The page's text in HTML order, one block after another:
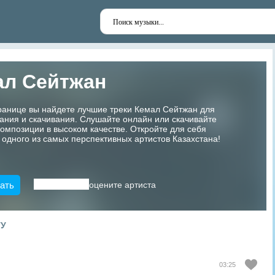
Сейтжан
вы найдете лучшие треки Кемал Сейтжан для
и скачивания. Слушайте онлайн или скачивайте
в высоком качестве. Откройте для себя
одного из самых перспективных артистов Казахстана!
оцените артиста
03:25